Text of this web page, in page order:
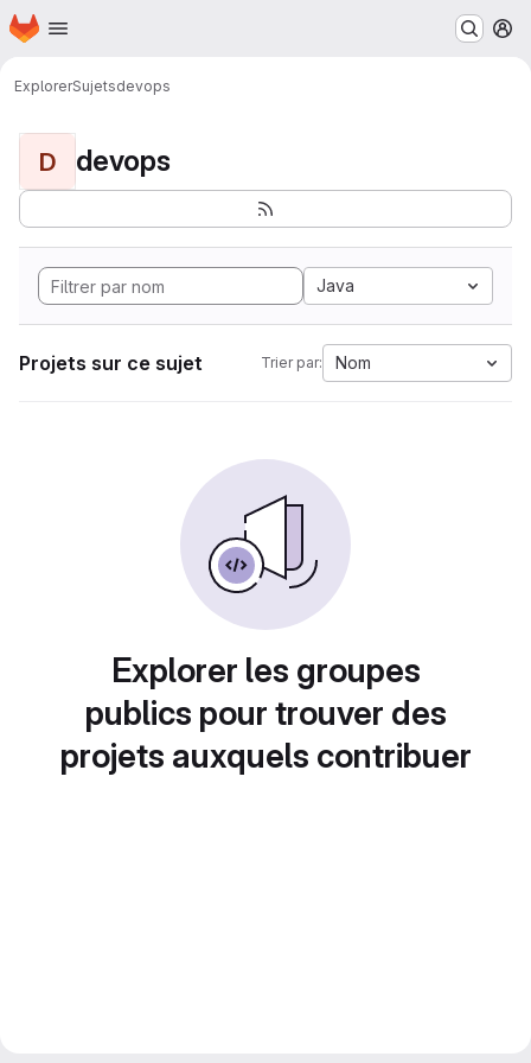
Passer au contenu principal
Page d'accueil
ExplorerSujetsdevops
D devops
Java
Projets sur ce sujet Trier par: Nom
Explorer les groupes
publics pour trouver des
projets auxquels contribuer